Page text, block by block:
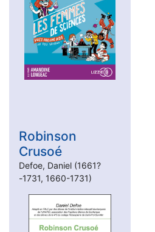
Robinson
Crusoé
Defoe, Daniel (1661?
-1731, 1660-1731)